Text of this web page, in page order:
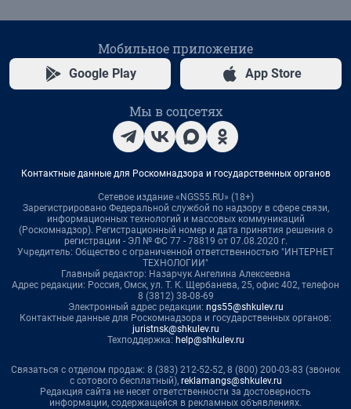
Мобильное приложение
Google Play App Store
Мы в соцсетях
Контактные данные для Роскомнадзора и государственных органов
Сетевое издание «NGS55.RU» (18+)
Зарегистрировано Федеральной службой по надзору в сфере связи,
информационных технологий и массовых коммуникаций
(Роскомнадзор). Регистрационный номер и дата принятия решения о
регистрации - ЭЛ № ФС 77 - 78819 от 07.08.2020 г.
Учредитель: Общество с ограниченной ответственностью "ИНТЕРНЕТ
ТЕХНОЛОГИИ"
Главный редактор: Назарчук Ангелина Алексеевна
Адрес редакции: Россия, Омск, ул. Т. К. Щербанева, 25, офис 402, телефон
8 (3812) 38-08-69
Электронный адрес редакции: ngs55@shkulev.ru
Контактные данные для Роскомнадзора и государственных органов:
juristnsk@shkulev.ru
Техподдержка: help@shkulev.ru
Связаться с отделом продаж: 8 (383) 212-52-52, 8 (800) 200-03-83 (звонок
с сотового бесплатный), reklamangs@shkulev.ru
Редакция сайта не несет ответственности за достоверность
информации, содержащейся в рекламных объявлениях.